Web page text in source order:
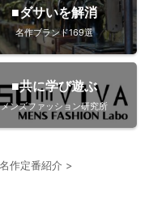
■ダサいを解消
名作ブランド169選
■共に学び遊ぶ
メンズファッション研究所
作定番紹介 >